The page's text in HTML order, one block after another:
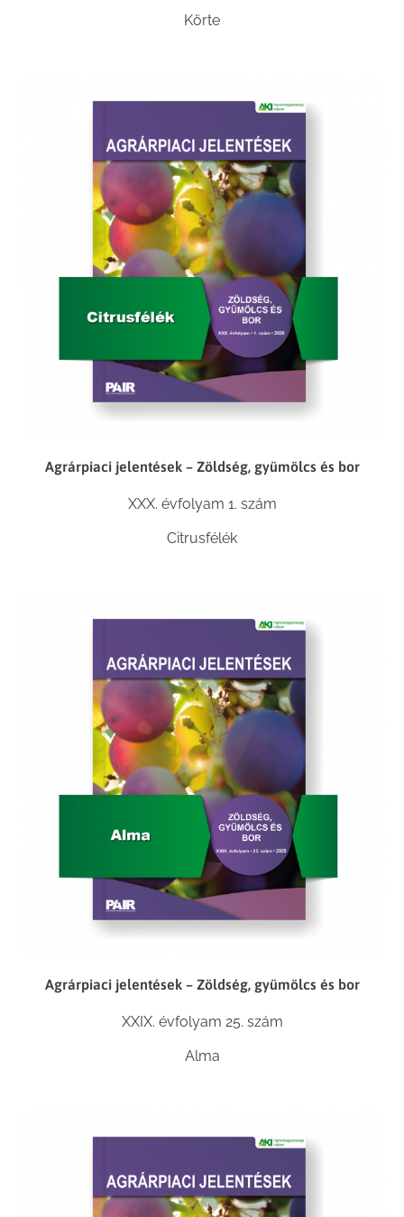
Körte
Agrárpiaci jelentések – Zöldség, gyümölcs és bor
XXX. évfolyam 1. szám
Citrusfélék
Agrárpiaci jelentések – Zöldség, gyümölcs és bor
XXIX. évfolyam 25. szám
Alma